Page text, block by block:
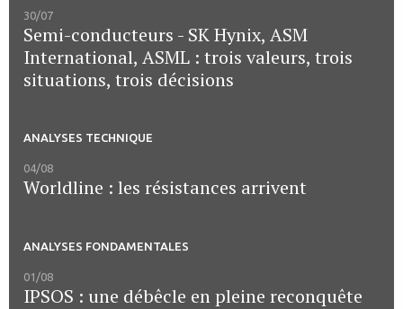
30/07
Semi-conducteurs - SK Hynix, ASM
International, ASML : trois valeurs, trois
situations, trois décisions
ANALYSES TECHNIQUE
04/08
Worldline : les résistances arrivent
ANALYSES FONDAMENTALES
01/08
IPSOS : une débêcle en pleine reconquête